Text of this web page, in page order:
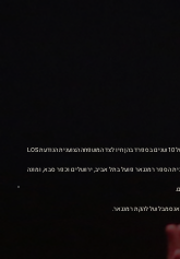
בית הספר לפלמנקו רמנגאר - הוקם על ידי זוג הרקדנים והיוצרים קרן ואבנר פסח מיד עם חזרתם לארץ לאחר שהיה של 10 שנים בספרד בהן חיו לצד המשפחה הצוענית הנודעת LOS
הספר רמנגאר פועל בתל אביב, ירושלים וכפר סבא, ומונה
של להקת רמנגאר.